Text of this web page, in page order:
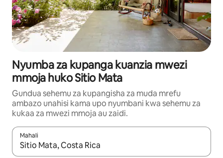
Nyumba za kupanga kuanzia mwezi
mmoja huko Sitio Mata
Gundua sehemu za kupangisha za muda mrefu
ambazo unahisi kama upo nyumbani kwa sehemu za
kukaa za mwezi mmoja au zaidi.
Mahali
Wakati matokeo yanapatikana, vinjari kwa kutumia vitufe vya